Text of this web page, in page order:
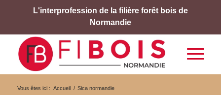
L'interprofession de la filière forêt bois de
Normandie
Vous êtes ici : Accueil / Sica normandie